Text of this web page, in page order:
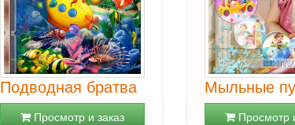
Подводная братва
Просмотр и заказ
Мыльные
Просмотр